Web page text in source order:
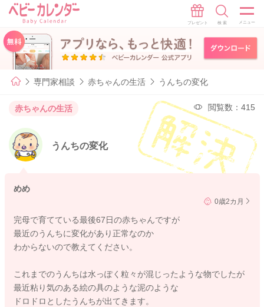
専門家相談 赤ちゃんの生活 うんちの変化
赤ちゃんの生活 閲覧数：415
うんちの変化
めめ
0歳2カ月
完母で育てている最後67日の赤ちゃんですが
最近のうんちに変化があり正常なのか
わからないので教えてください。
これまでのうんちは水っぽく粒々が混じったような物でしたが
最近粘り気のある絵の具のような泥のような
ドロドロとしたうんちが出てきます。